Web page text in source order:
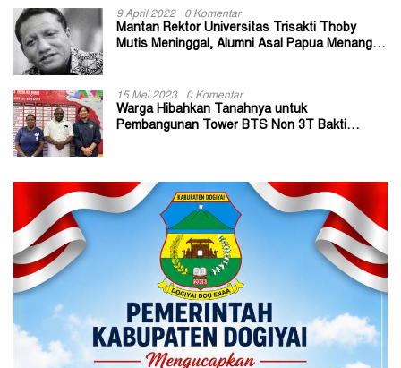
9 April 2022 0 Komentar
Mantan Rektor Universitas Trisakti Thoby
Mutis Meninggal, Alumni Asal Papua Menangis:
15 Mei 2023 0 Komentar
Warga Hibahkan Tanahnya untuk
Pembangunan Tower BTS Non 3T Bakti